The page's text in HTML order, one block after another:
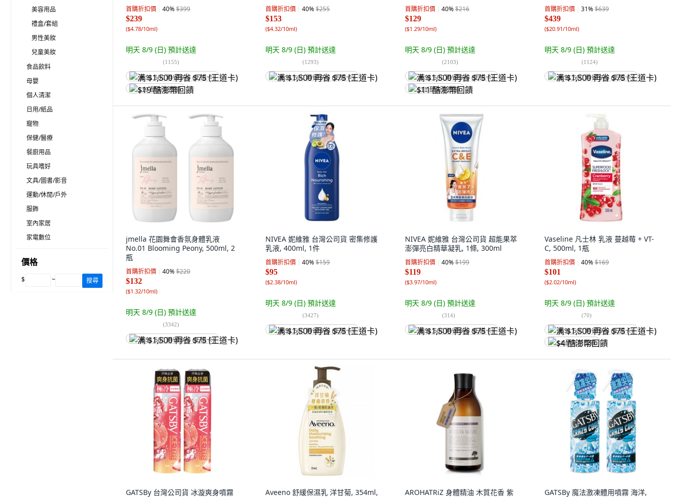
美容用品
禮盒/套組
男性美妝
兒童美妝
食品飲料
母嬰
個人清潔
日用/紙品
寵物
保健/醫療
餐廚用品
玩具嗜好
文具/圖書/影音
運動/休閒/戶外
服飾
室內家居
家電數位
價格
$ ~ 搜尋
首購折扣價 40%$399
$239
($4.78/10ml)
明天 8/9 (日) 預計送達
(1155)
满 $1,500 再省 $75 (王道卡)
$19 酷澎幣回饋
首購折扣價 40%$255
$153
($4.32/10ml)
明天 8/9 (日) 預計送達
(1293)
满 $1,500 再省 $75 (王道卡)
首購折扣價 40%$216
$129
($1.29/10ml)
明天 8/9 (日) 預計送達
(2103)
满 $1,500 再省 $75 (王道卡)
$11 酷澎幣回饋
首購折扣價 31%$639
$439
($20.91/10ml)
明天 8/9 (日) 預計送達
(1124)
满 $1,500 再省 $75 (王道卡)
jmella 花園舞會香氛身體乳液
No.01 Blooming Peony, 500ml, 2
瓶
首購折扣價 40%$220
$132
($1.32/10ml)
明天 8/9 (日) 預計送達
(3342)
满 $1,500 再省 $75 (王道卡)
NIVEA 妮維雅 台灣公司貨 密集修護
乳液, 400ml, 1件
首購折扣價 40%$159
$95
($2.38/10ml)
明天 8/9 (日) 預計送達
(3427)
满 $1,500 再省 $75 (王道卡)
NIVEA 妮維雅 台灣公司貨 超能果萃
澎彈亮白精華凝乳, 1條, 300ml
首購折扣價 40%$199
$119
($3.97/10ml)
明天 8/9 (日) 預計送達
(314)
满 $1,500 再省 $75 (王道卡)
Vaseline 凡士林 乳液 蔓越莓 + VT-
C, 500ml, 1瓶
首購折扣價 40%$169
$101
($2.02/10ml)
明天 8/9 (日) 預計送達
(70)
满 $1,500 再省 $75 (王道卡)
$4 酷澎幣回饋
GATSBy 台灣公司貨 冰漩爽身噴霧
Aveeno 舒緩保濕乳 洋甘菊, 354ml,
AROHATRiZ 身體精油 木質花香 紫
GATSBy 魔法激凍體用噴霧 海洋,